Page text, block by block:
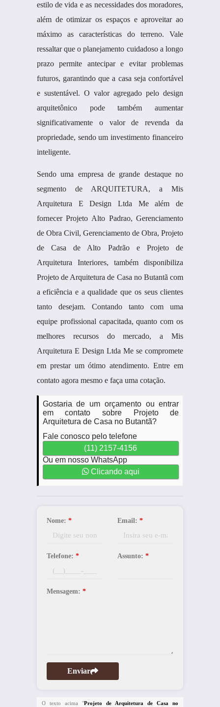
estilo de vida e as necessidades dos moradores,
além de otimizar os espaços e aproveitar ao
máximo as características do terreno. Vale
ressaltar que o planejamento cuidadoso a longo
prazo permite antecipar e evitar problemas
futuros, garantindo que a casa seja confortável
e sustentável. O valor agregado pelo design
arquitetônico pode também aumentar
significativamente o valor de revenda da
propriedade, sendo um investimento financeiro
inteligente.
Sendo uma empresa de grande destaque no
segmento de ARQUITETURA, a Mis
Arquitetura E Design Ltda Me além de
fornecer Projeto Alto Padrao, Gerenciamento
de Obra Civil, Gerenciamento de Obra, Projeto
de Casa de Alto Padrão e Projeto de
Arquitetura Interiores, também disponibiliza
Projeto de Arquitetura de Casa no Butantã com
a eficiência e a qualidade que os seus clientes
tanto desejam. Contando tanto com uma
equipe profissional capacitada, quanto com os
melhores recursos do mercado, a Mis
Arquitetura E Design Ltda Me se compromete
em prestar um ótimo atendimento. Entre em
contato agora mesmo e faça uma cotação.
Gostaria de um orçamento ou entrar
em contato sobre Projeto de
Arquitetura de Casa no Butantã?
Fale conosco pelo telefone
(11) 2157-4156
Ou em nosso WhatsApp
Clicando aqui
Nome: * Email: *
Telefone: * Assunto: *
Mensagem: *
Enviar
O texto acima "Projeto de Arquitetura de Casa no